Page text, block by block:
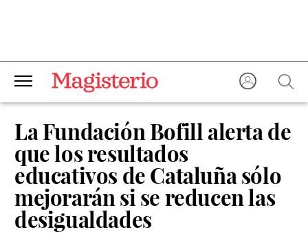
La Fundación Bofill alerta de
que los resultados
educativos de Cataluña sólo
mejorarán si se reducen las
desigualdades